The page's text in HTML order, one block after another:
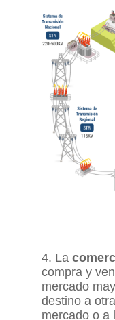
4. La
compra y
mercado
destino a
mercado o a